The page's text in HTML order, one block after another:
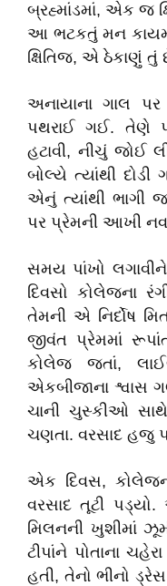
બ્રહ્માંડમાં, એક જ
આ ભટકતું મન
ક્ષિતિજ, એ ઠેકાણું તું
​અનાયાના ગાલ
પથરાઈ ગઈ. તેણે
હટાવી, નીચું જોઈ
બોલ્યે ત્યાંથી
એનું ત્યાંથી ભાગી
પર પ્રેમની આખી
​સમય પાંખો
દિવસો કોલેજના
તેમની એ નિર્દોષ
જીવંત પ્રેમમાં
કોલેજ જતાં,
એકબીજાના શ્વાસ
ચાની ચુસ્કીઓ
ચણતા. વરસાદ હજુ
​એક દિવસ,
વરસાદ તૂટી
મિલનની ખુશીમાં
ટીપાંને પોતાના
હતી, તેનો ભીનો